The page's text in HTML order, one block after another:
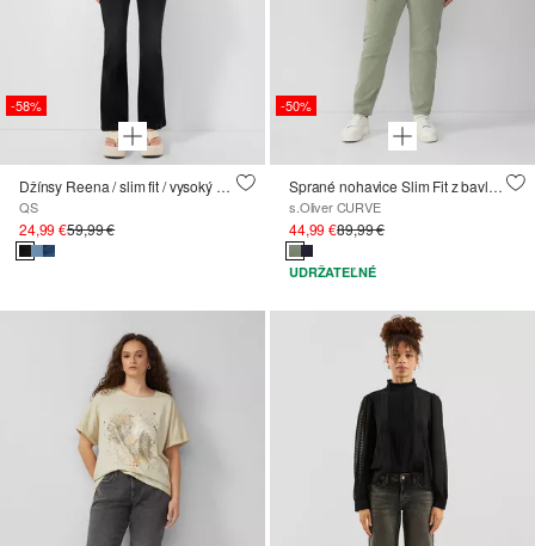
-58%
Džínsy Reena / slim fit / vysoký strih / rozšírené nohavice
QS
24,99 €59,99 €
-50%
Sprané nohavice Slim Fit z bavlneného saténu
s.Oliver CURVE
44,99 €89,99 €
UDRŽATEĽNÉ